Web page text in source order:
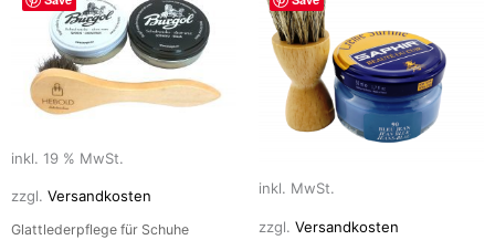
inkl. 19 % MwSt.
zzgl. Versandkosten
Glattlederpflege für Schuhe
inkl. MwSt.
zzgl. Versandkosten
Produkt
weist
mehrere
Varianten
können
auf